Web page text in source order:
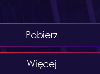
Pobierz
Więcej